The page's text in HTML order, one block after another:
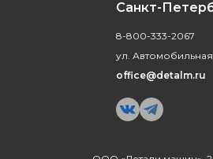
Санкт-
8-800-333-2067
ул. Автомобильная
office@detalm.ru